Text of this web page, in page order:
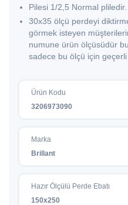
Pilesi 1/2,5 Normal pliledir.
30x35 ölçü perdeyi
görmek isteyen
numune ürün ölçüsüdür
sadece bu ölçü için
Ürün Kodu
3206973090
Marka
Brillant
Hazır Ölçülü Perde Ebatı
150x250